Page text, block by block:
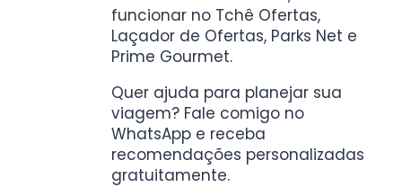
funcionar no Tchê Ofertas,
Laçador de Ofertas, Parks Net e
Prime Gourmet.
Quer ajuda para planejar sua
viagem? Fale comigo no
WhatsApp e receba
recomendações personalizadas
gratuitamente.